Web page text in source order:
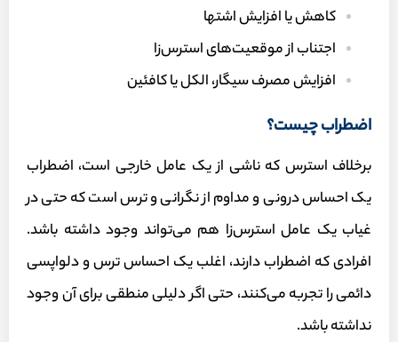
کاهش یا افزایش اشتها
اجتناب از موقعیت‌های استرس‌زا
افزایش مصرف سیگار، الکل یا کافئین
اضطراب چیست؟
برخلاف استرس که ناشی از یک عامل خارجی است، اضطراب
یک احساس درونی و مداوم از نگرانی و ترس است که حتی در
غیاب یک عامل استرس‌زا هم می‌تواند وجود داشته باشد.
افرادی که اضطراب دارند، اغلب یک احساس ترس و دلواپسی
دائمی را تجربه می‌کنند، حتی اگر دلیلی منطقی برای آن وجود
نداشته باشد.